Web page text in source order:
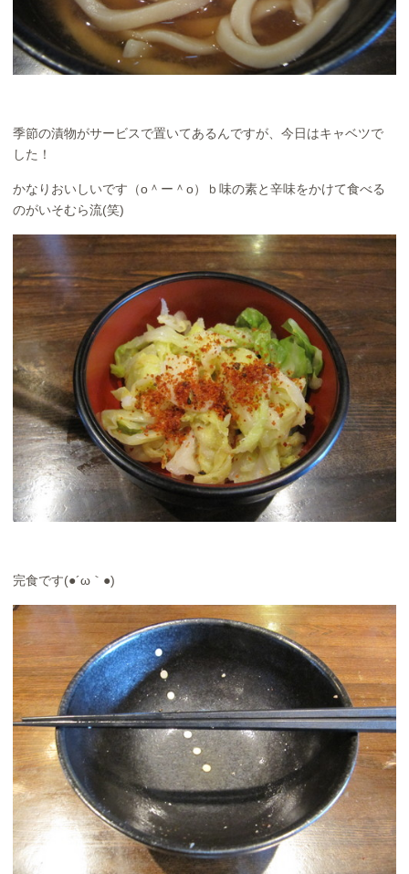
季節の漬物がサービスで置いてあるんですが、今日はキャベツで
した！
かなりおいしいです（o＾ー＾o）ｂ味の素と辛味をかけて食べる
のがいそむら流(笑)
完食です(●´ω｀●)